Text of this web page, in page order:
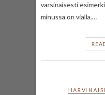
varsinaisesti
minussa on vialla.…